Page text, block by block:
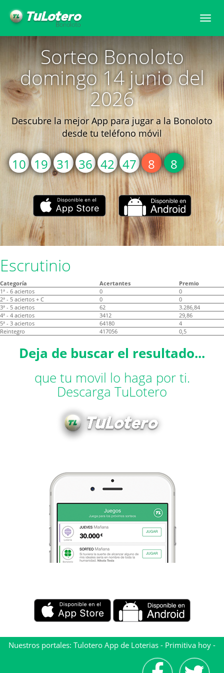
Sorteo Bonoloto
domingo 14 junio del
2026
Descubre la mejor App para jugar a la Bonoloto
desde tu teléfono móvil
10 19 31 36 42 47 8 8
Escrutinio
Categoría Acertantes
Premio
1ª - 6 aciertos
0
0
2ª - 5 aciertos + C
0
0
3ª - 5 aciertos
62
3.286,84
4ª - 4 aciertos
3412
29,86
5ª - 3 aciertos
64180
4
Reintegro
417056 0,5
Deja de buscar el resultado...
que tu movil lo haga por ti.
Descarga TuLotero
Nuestros portales: Tulotero App de Loterias - Primitiva hoy -